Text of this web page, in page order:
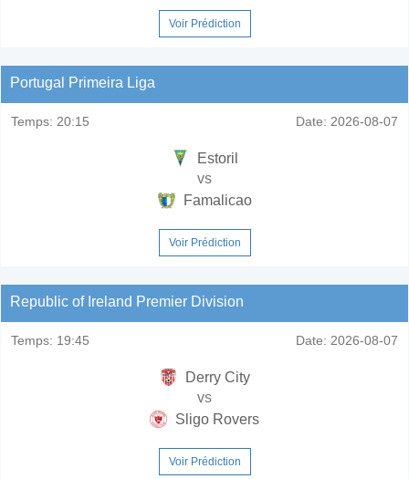
Voir Prédiction
Portugal Primeira Liga
Temps: 20:15 Date: 2026-08-07
Estoril
vs
Famalicao
Voir Prédiction
Republic of Ireland Premier Division
Temps: 19:45 Date: 2026-08-07
Derry City
vs
Sligo Rovers
Voir Prédiction